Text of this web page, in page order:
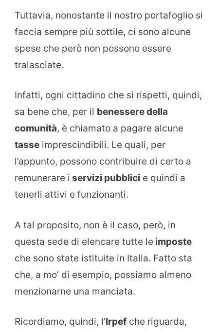
Tuttavia, nonostante il nostro portafoglio si
faccia sempre più sottile, ci sono alcune
spese che però non possono essere
tralasciate.
Infatti, ogni cittadino che si rispetti, quindi,
sa bene che, per il benessere della
comunità, è chiamato a pagare alcune
tasse imprescindibili. Le quali, per
l’appunto, possono contribuire di certo a
remunerare i servizi pubblici e quindi a
tenerli attivi e funzionanti.
A tal proposito, non è il caso, però, in
questa sede di elencare tutte le imposte
che sono state istituite in Italia. Fatto sta
che, a mo’ di esempio, possiamo almeno
menzionarne una manciata.
Ricordiamo, quindi, l’Irpef che riguarda,